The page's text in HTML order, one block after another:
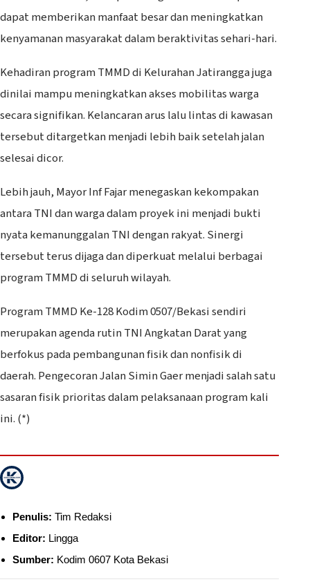
dapat memberikan manfaat besar dan meningkatkan
kenyamanan masyarakat dalam beraktivitas sehari-hari.
Kehadiran program TMMD di Kelurahan Jatirangga juga
dinilai mampu meningkatkan akses mobilitas warga
secara signifikan. Kelancaran arus lalu lintas di kawasan
tersebut ditargetkan menjadi lebih baik setelah jalan
selesai dicor.
Lebih jauh, Mayor Inf Fajar menegaskan kekompakan
antara TNI dan warga dalam proyek ini menjadi bukti
nyata kemanunggalan TNI dengan rakyat. Sinergi
tersebut terus dijaga dan diperkuat melalui berbagai
program TMMD di seluruh wilayah.
Program TMMD Ke-128 Kodim 0507/Bekasi sendiri
merupakan agenda rutin TNI Angkatan Darat yang
berfokus pada pembangunan fisik dan nonfisik di
daerah. Pengecoran Jalan Simin Gaer menjadi salah satu
sasaran fisik prioritas dalam pelaksanaan program kali
ini. (*)
Penulis: Tim Redaksi
Editor: Lingga
Sumber: Kodim 0607 Kota Bekasi